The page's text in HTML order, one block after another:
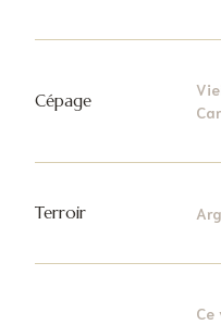
Cépage
Terroir